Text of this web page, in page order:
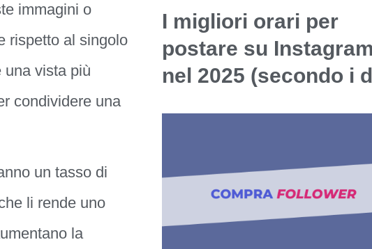
immagini o
rispetto al singolo
una vista più
condividere una
un tasso di
li rende uno
la
I migliori orari per
postare su Instagram
nel 2025 (secondo i